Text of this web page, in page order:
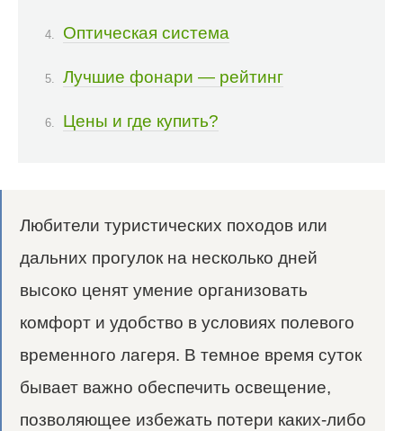
Оптическая система
Лучшие фонари — рейтинг
Цены и где купить?
Любители туристических походов или
дальних прогулок на несколько дней
высоко ценят умение организовать
комфорт и удобство в условиях полевого
временного лагеря. В темное время суток
бывает важно обеспечить освещение,
позволяющее избежать потери каких-либо